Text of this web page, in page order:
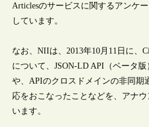
Articlesのサービスに関するアンケ
しています。
なお、NIIは、2013年10月11日に、
について、JSON-LD API（ベータ版
や、APIのクロスドメインの非同期
応をおこなったことなどを、アナウ
います。